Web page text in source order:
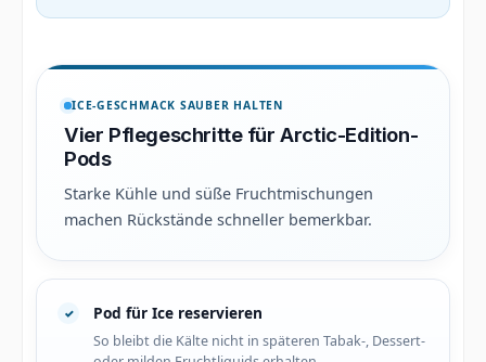
ICE-GESCHMACK SAUBER HALTEN
Vier Pflegeschritte für Arctic-Edition-
Pods
Starke Kühle und süße Fruchtmischungen
machen Rückstände schneller bemerkbar.
Pod für Ice reservieren
So bleibt die Kälte nicht in späteren Tabak-, Dessert-